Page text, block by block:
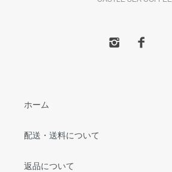
ホーム
配送・送料について
返品について